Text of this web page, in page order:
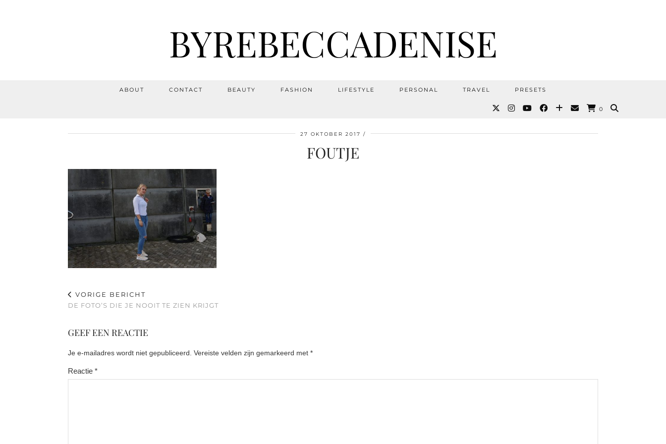
BYREBECCADENISE
ABOUT CONTACT BEAUTY FASHION LIFESTYLE PERSONAL TRAVEL PRESETS
0
27 OKTOBER 2017
FOUTJE
VORIGE BERICHT
DE FOTO’S DIE JE NOOIT TE ZIEN KRIJGT
GEEF EEN REACTIE
Je e-mailadres wordt niet gepubliceerd. Vereiste velden zijn gemarkeerd met *
Reactie *